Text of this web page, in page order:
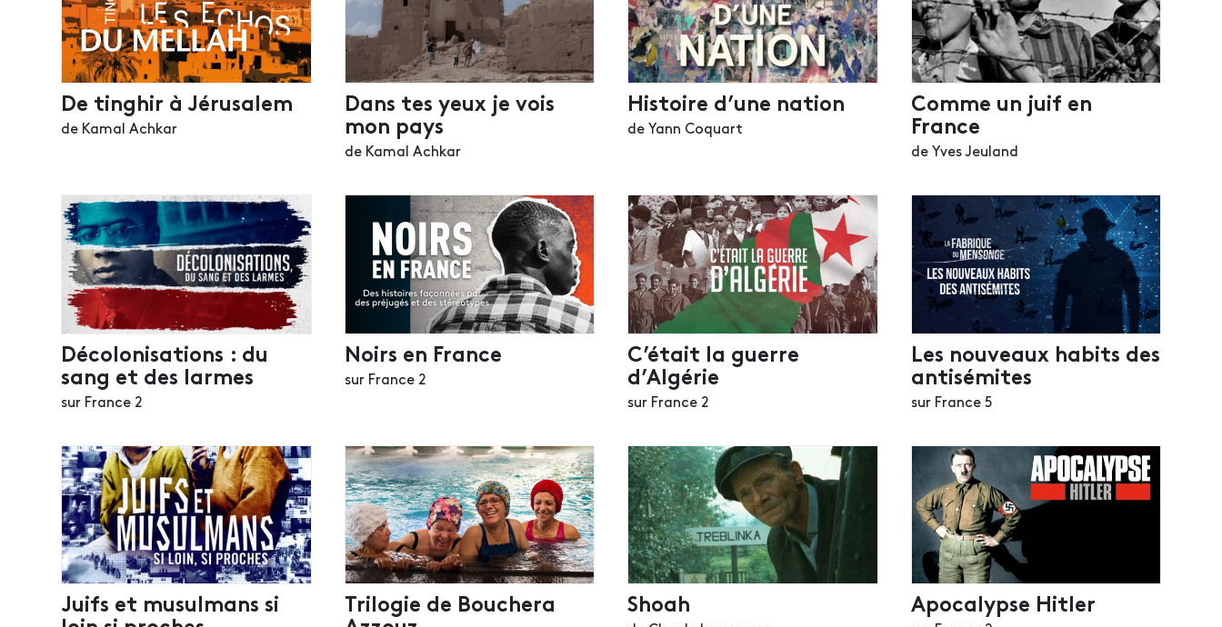
De tinghir à Jérusalem
de Kamal Achkar
Dans tes yeux je vois
mon pays
de Kamal Achkar
Histoire d’une nation
de Yann Coquart
Comme un juif en
France
de Yves Jeuland
Décolonisations : du
sang et des larmes
sur France 2
Noirs en France
sur France 2
C’était la guerre
d’Algérie
sur France 2
Les nouveaux habits des
antisémites
sur France 5
Juifs et musulmans si
Trilogie de Bouchera
Shoah Apocalypse Hitler